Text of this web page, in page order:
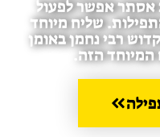
אפשר לפעול
שליח מיוחד
נחמן באומן
הזה.